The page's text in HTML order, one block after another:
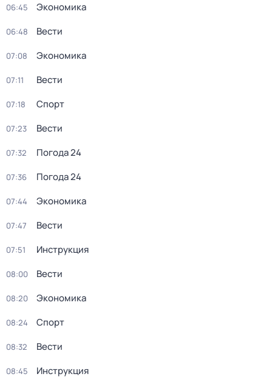
06:45 Экономика
06:48 Вести
07:08 Экономика
07:11 Вести
07:18 Спорт
07:23 Вести
07:32 Погода 24
07:36 Погода 24
07:44 Экономика
07:47 Вести
07:51 Инструкция
08:00 Вести
08:20 Экономика
08:24 Спорт
08:32 Вести
08:45 Инструкция